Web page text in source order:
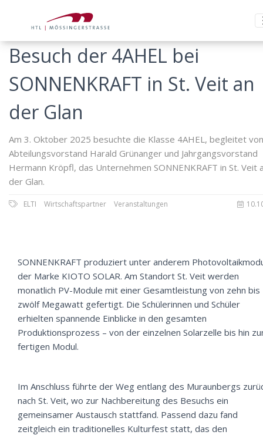
Besuch der 4AHEL bei
SONNENKRAFT in St. Veit an
der Glan
Am 3. Oktober 2025 besuchte die Klasse 4AHEL, begleitet von
Abteilungsvorstand Harald Grünanger und Jahrgangsvorstand
Hermann Kröpfl, das Unternehmen SONNENKRAFT in St. Veit
der Glan.
ELTI Wirtschaftspartner Veranstaltungen
SONNENKRAFT produziert unter anderem
der Marke KIOTO SOLAR. Am Standort St. Veit werden
monatlich PV-Module mit einer Gesamtleistung von zehn bis
zwölf Megawatt gefertigt. Die Schülerinnen und Schüler
erhielten spannende Einblicke in den gesamten
Produktionsprozess – von der einzelnen Solarzelle bis hin
fertigen Modul.
Im Anschluss führte der Weg entlang des Muraunbergs
nach St. Veit, wo zur Nachbereitung des Besuchs ein
gemeinsamer Austausch stattfand. Passend dazu fand
zeitgleich ein traditionelles Kulturfest statt, das den